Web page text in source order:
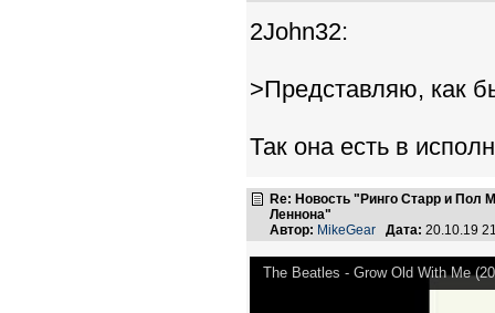
2John32:
>Представляю, как
Так она есть в
Re: Новость "Ринго Старр и Пол
Леннона"
Автор: MikeGear Дата: 20.10.19
The Beatles - Grow Old With Me